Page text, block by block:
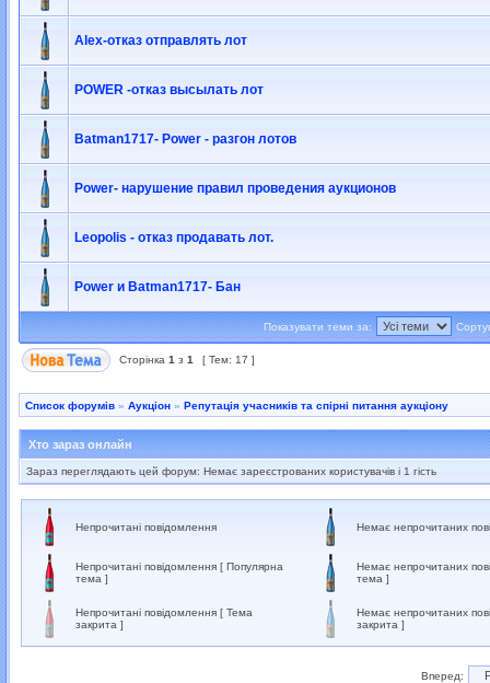
Alex-отказ отправлять лот
POWER -отказ высылать лот
Batman1717- Power - разгон лотов
Power- нарушение правил проведения аукционов
Leopolis - отказ продавать лот.
Power и Batman1717- Бан
Показувати теми за:
Сторінка 1 з 1 [ Тем: 17 ]
Список форумів » Аукціон » Репутація учасників та спірні питання аукціону
Хто зараз онлайн
Зараз переглядають цей форум: Немає зареєстрованих користувачів і 1 гість
Непрочитані повідомлення Немає непрочитаних
Непрочитані повідомлення [ Популярна
тема ]
Немає непрочитаних
тема ]
Непрочитані повідомлення [ Тема
закрита ]
Немає непрочитаних
закрита ]
Вперед: